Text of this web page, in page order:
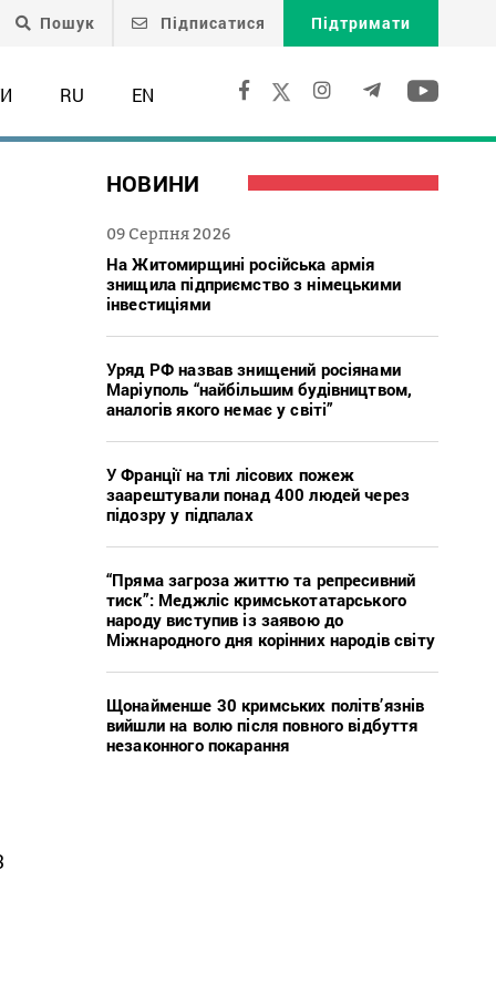
Пошук Підписатися Підтримати
RU EN
НОВИНИ
09 Серпня 2026
На Житомирщині російська армія
знищила підприємство з німецькими
інвестиціями
Уряд РФ назвав знищений росіянами
Маріуполь “найбільшим будівництвом,
аналогів якого немає у світі”
У Франції на тлі лісових пожеж
заарештували понад 400 людей через
підозру у підпалах
“Пряма загроза життю та репресивний
тиск”: Меджліс кримськотатарського
народу виступив із заявою до
Міжнародного дня корінних народів світу
Щонайменше 30 кримських політв’язнів
вийшли на волю після повного відбуття
незаконного покарання